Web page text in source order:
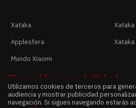
Xataka
Xataka
Applesfera
Mundo Xiaomi
Otras publicaciones de Webedia
Utilizamos cookies de terceros para
audiencia y mostrar publicidad
navegación. Si sigues navegando estarás